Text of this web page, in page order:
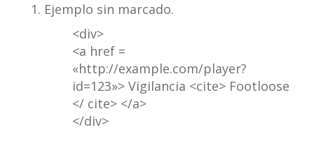
Ejemplo sin marcado.
<div>
<a href =
«http://example.com/player?
id=123»> Vigilancia <cite> Footloose
</ cite> </a>
</div>